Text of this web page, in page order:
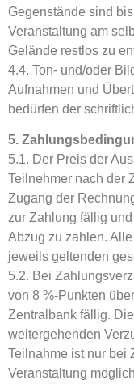
Gegenstände sind
Veranstaltung am
Gelände restlos zu
4.4. Ton- und/oder
Aufnahmen und
bedürfen der
5.
5.1. Der Preis der
Teilnehmer nach der
Zugang der
zur Zahlung fällig
Abzug zu zahlen.
jeweils geltenden
5.2. Bei
von 8 %-Punkten
Zentralbank fällig.
weitergehenden
Teilnahme ist nur bei
Veranstaltung